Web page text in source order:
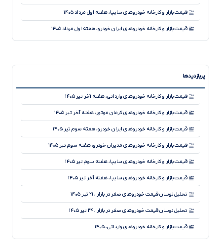
قیمت بازار و کارخانه خودروهای سایپا، هفته اول مرداد ۱۴۰۵
قیمت بازار و کارخانه خودروهای ایران خودرو، هفته اول مرداد ۱۴۰۵
قیمت بازار و کارخانه خودروهای مدیران خودرو، هفته آخر تیر ۱۴۰۵
قیمت بازار و کارخانه خودروهای سایپا، هفته آخر تیر ۱۴۰۵
قیمت بازار و کارخانه خودروهای ایران خودرو، هفته آخر تیر ۱۴۰۵
قیمت بازار و کارخانه خودروهای وارداتی، هفته آخر تیر ۱۴۰۵
پربازدیدها
قیمت بازار و کارخانه خودروهای وارداتی، هفته آخر تیر ۱۴۰۵
قیمت بازار و کارخانه خودروهای کرمان موتور، هفته آخر تیر ۱۴۰۵
قیمت بازار و کارخانه خودروهای ایران خودرو، هفته سوم تیر ۱۴۰۵
قیمت بازار و کارخانه خودروهای مدیران خودرو، هفته سوم تیر ۱۴۰۵
قیمت بازار و کارخانه خودروهای سایپا، هفته سوم تیر ۱۴۰۵
قیمت بازار و کارخانه خودروهای سایپا، هفته آخر تیر ۱۴۰۵
تحلیل نوسان قیمت خودروهای صفر در بازار ، ۲۱ تیر ۱۴۰۵
تحلیل نوسان قیمت خودروهای صفر در بازار ، ۲۴ تیر ۱۴۰۵
قیمت بازار و کارخانه خودروهای وارداتی، ۱۴۰۵